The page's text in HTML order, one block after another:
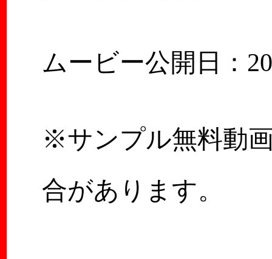
ムービー公開日：
※サンプル無料動
合があります。